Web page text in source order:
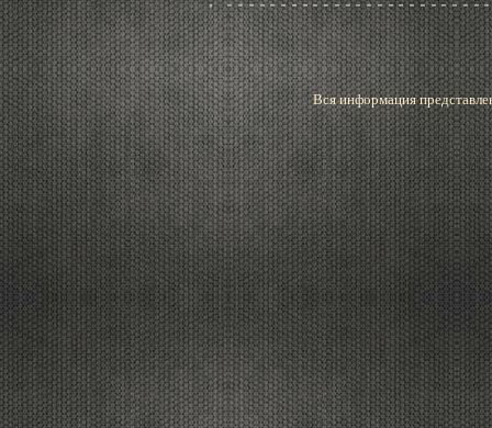
Вся информация